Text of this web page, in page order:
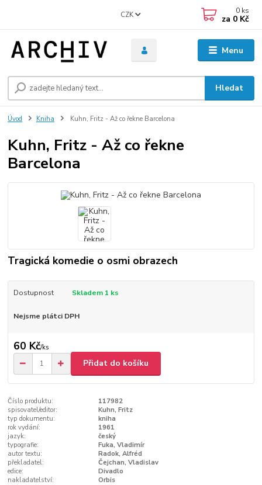
Menu
CZK
Hledat
0 ks
za 0 Kč
Úvod Kniha Kuhn, Fritz - Až co řekne Barcelona
Kuhn, Fritz - Až co řekne
Barcelona
Tragická komedie o osmi obrazech
Dostupnost Skladem 1 ks
Nejsme plátci DPH
60 Kč/ks
Přidat do košíku
Číslo produktu:
117982
spisovatel/editor:
Kuhn, Fritz
typ dokumentu:
kniha
rok vydání:
1961
jazyk:
český
typografie:
Fuka, Vladimír
autor textu:
Radok, Alfréd
překladatel:
Čejchan, Vladislav
edice:
Divadlo
nakladatelství:
Orbis